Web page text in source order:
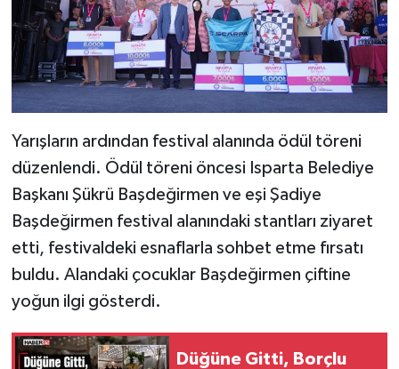
Yarışların ardından festival alanında ödül töreni
düzenlendi. Ödül töreni öncesi Isparta Belediye
Başkanı Şükrü Başdeğirmen ve eşi Şadiye
Başdeğirmen festival alanındaki stantları ziyaret
etti, festivaldeki esnaflarla sohbet etme fırsatı
buldu. Alandaki çocuklar Başdeğirmen çiftine
yoğun ilgi gösterdi.
Düğüne Gitti, Borçlu